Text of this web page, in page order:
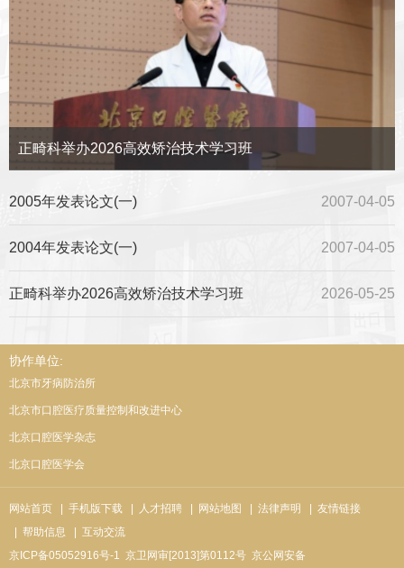
正畸科举办2026高效矫治技术学习班
2007-04-05
2005年发表论文(一)
2007-04-05
2004年发表论文(一)
2026-05-25
正畸科举办2026高效矫治技术学习班
协作单位:
北京市牙病防治所
北京市口腔医疗质量控制和改进中心
北京口腔医学杂志
北京口腔医学会
网站首页 | 手机版下载 | 人才招聘 | 网站地图 | 法律声明
| 友情链接
| 帮助信息
| 互动交流
京ICP备05052916号-1 京卫网审[2013]第0112号 京公网安备